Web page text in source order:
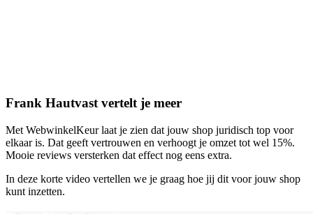
Frank Hautvast vertelt je meer
Met WebwinkelKeur laat je zien dat jouw shop juridisch top voor
elkaar is. Dat geeft vertrouwen en verhoogt je omzet tot wel 15%.
Mooie reviews versterken dat effect nog eens extra.
In deze korte video vertellen we je graag hoe jij dit voor jouw shop
kunt inzetten.